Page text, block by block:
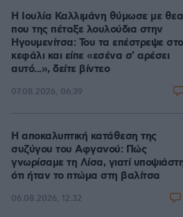
Η Ιουλία Καλλιμάνη θύμωσε με
που της πέταξε λουλούδια στην
Ηγουμενίτσα: Του τα επέστρεψε στο
κεφάλι και είπε «εσένα σ' αρέσει
αυτό...», δείτε βίντεο
07.08.2026, 06:39
Η αποκαλυπτική κατάθεση της
συζύγου του Αφγανού: Πώς
γνωρίσαμε τη Λίσα, γιατί
ότι ήταν το πτώμα στη βαλίτσα
06.08.2026, 12:32